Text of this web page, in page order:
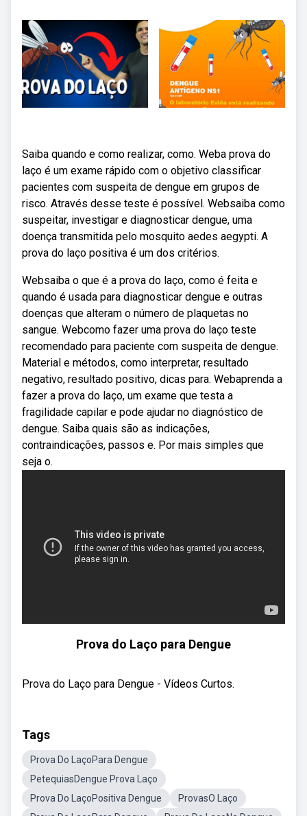
Saiba quando e como realizar, como. Weba prova do
laço é um exame rápido com o objetivo classificar
pacientes com suspeita de dengue em grupos de
risco. Através desse teste é possível. Websaiba como
suspeitar, investigar e diagnosticar dengue, uma
doença transmitida pelo mosquito aedes aegypti. A
prova do laço positiva é um dos critérios.
Websaiba o que é a prova do laço, como é feita e
quando é usada para diagnosticar dengue e outras
doenças que alteram o número de plaquetas no
sangue. Webcomo fazer uma prova do laço teste
recomendado para paciente com suspeita de dengue.
Material e métodos, como interpretar, resultado
negativo, resultado positivo, dicas para. Webaprenda a
fazer a prova do laço, um exame que testa a
fragilidade capilar e pode ajudar no diagnóstico de
dengue. Saiba quais são as indicações,
contraindicações, passos e. Por mais simples que
seja o.
Prova do Laço para Dengue
Prova do Laço para Dengue - Vídeos Curtos.
Tags
Prova Do LaçoPara Dengue
PetequiasDengue Prova Laço
Prova Do LaçoPositiva Dengue
ProvasO Laço